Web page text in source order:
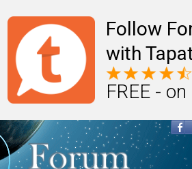
Follow
with
FREE -